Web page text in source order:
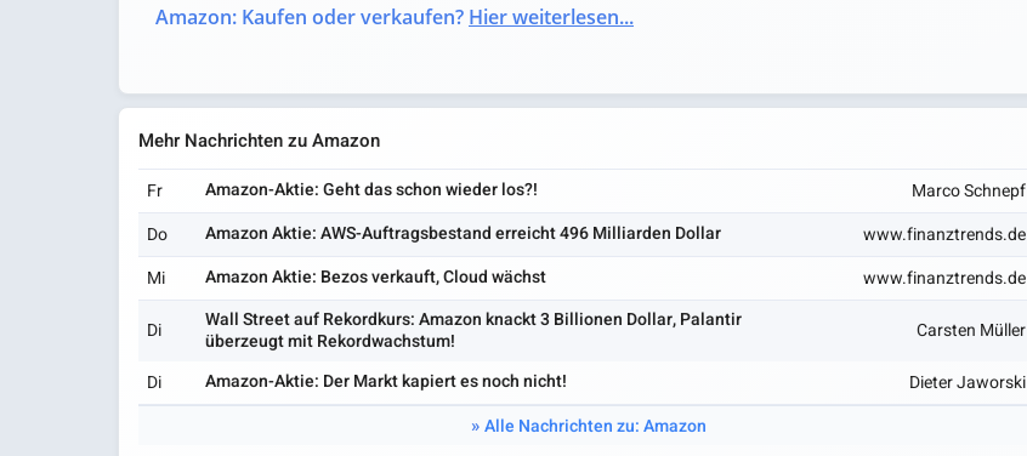
Amazon: Kaufen oder verkaufen? Hier weiterlesen...
Mehr Nachrichten zu Amazon
Fr Amazon-Aktie: Geht das schon wieder los?!
Marco Schnepf
Do
Amazon Aktie: AWS-Auftragsbestand erreicht 496 Milliarden Dollar
www.finanztrends.de
Mi
Amazon Aktie: Bezos verkauft, Cloud wächst www.finanztrends.de
Di
Wall Street auf Rekordkurs: Amazon knackt 3 Billionen Dollar, Palantir
überzeugt mit Rekordwachstum!
Carsten Müller
Di Amazon-Aktie: Der Markt kapiert es noch nicht!
Dieter Jaworski
Alle Nachrichten zu: Amazon